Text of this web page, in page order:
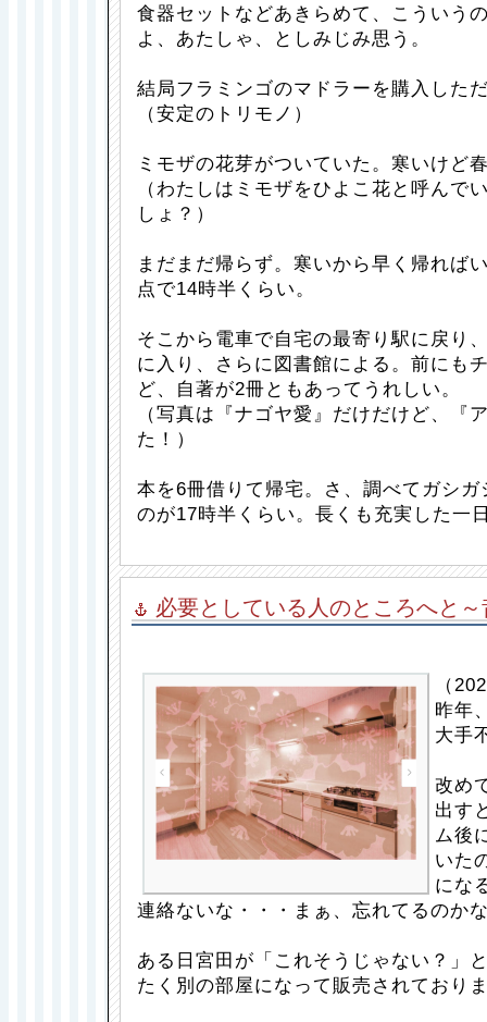
食器セットなどあきらめて、こういう
よ、あたしゃ、としみじみ思う。
結局フラミンゴのマドラーを購入した
（安定のトリモノ）
ミモザの花芽がついていた。寒いけど
（わたしはミモザをひよこ花と呼んで
しょ？）
まだまだ帰らず。寒いから早く帰れば
点で14時半くらい。
そこから電車で自宅の最寄り駅に戻り
に入り、さらに図書館による。前にも
ど、自著が2冊ともあってうれしい。
（写真は『ナゴヤ愛』だけだけど、『
た！）
本を6冊借りて帰宅。さ、調べてガシ
のが17時半くらい。長くも充実した一
必要としている人のところへと
（
昨年
大手
改め
出す
ム後
いた
にな
連絡ないな・・・まぁ、忘れてるのか
ある日宮田が「これそうじゃない？」
たく別の部屋になって販売されており